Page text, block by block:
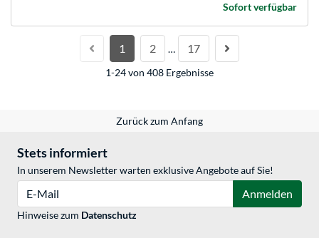
Sofort verfügbar
1 2 … 17
1-24 von 408 Ergebnisse
Zurück zum Anfang
Stets informiert
In unserem Newsletter warten exklusive Angebote auf Sie!
Anmelden
Hinweise zum Datenschutz